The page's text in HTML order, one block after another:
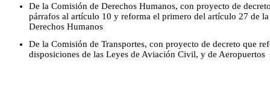
De la Comisión de Derechos Humanos, con proyecto de
párrafos al artículo 10 y reforma el primero del artículo 27 de
Derechos Humanos
De la Comisión de Transportes, con proyecto de decreto que
disposiciones de las Leyes de Aviación Civil, y de Aeropuertos